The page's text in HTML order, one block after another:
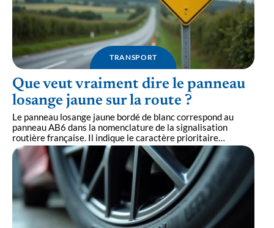
TRANSPORT
Que veut vraiment dire le panneau
losange jaune sur la route ?
Le panneau losange jaune bordé de blanc correspond au
panneau AB6 dans la nomenclature de la signalisation
routière française. Il indique le caractère prioritaire…